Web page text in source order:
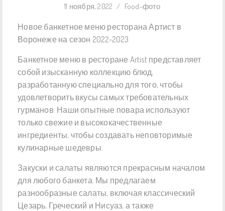
11 ноября, 2022 / Food-фото
Новое банкетное меню ресторана Артист в
Воронеже на сезон 2022-2023
Банкетное меню в ресторане Artist представляет
собой изысканную коллекцию блюд,
разработанную специально для того, чтобы
удовлетворить вкусы самых требовательных
гурманов. Наши опытные повара используют
только свежие и высококачественные
ингредиенты, чтобы создавать неповторимые
кулинарные шедевры.
Закуски и салаты являются прекрасным началом
для любого банкета. Мы предлагаем
разнообразные салаты, включая классический
Цезарь, Греческий и Нисуаз, а также